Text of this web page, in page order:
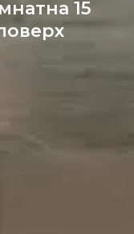
15
поверх
15